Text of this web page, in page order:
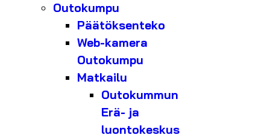
Outokumpu
Päätöksenteko
Web-kamera
Outokumpu
Matkailu
Outokummun
Erä- ja
luontokeskus